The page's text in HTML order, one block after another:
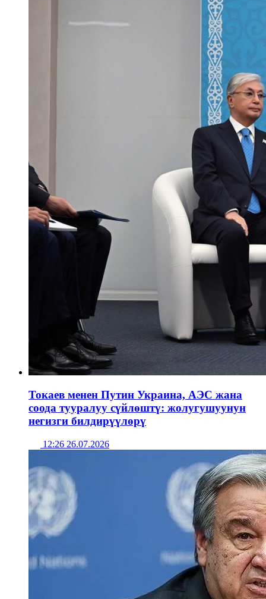
Токаев менен Путин Украина, АЭС жана
соода тууралуу сүйлөштү: жолугушуунун
негизги билдирүүлөрү
12:26 26.07.2026